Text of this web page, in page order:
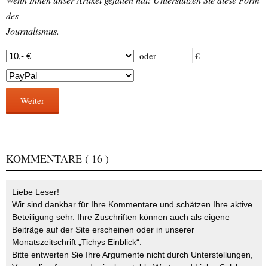
des
Journalismus.
oder €
Weiter
KOMMENTARE ( 16 )
Liebe Leser!
Wir sind dankbar für Ihre Kommentare und schätzen Ihre aktive
Beteiligung sehr. Ihre Zuschriften können auch als eigene
Beiträge auf der Site erscheinen oder in unserer
Monatszeitschrift „Tichys Einblick“.
Bitte entwerten Sie Ihre Argumente nicht durch Unterstellungen,